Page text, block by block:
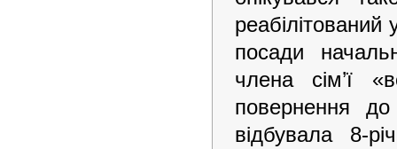
посади
члена сім’ї
повернення
відбувала 8-